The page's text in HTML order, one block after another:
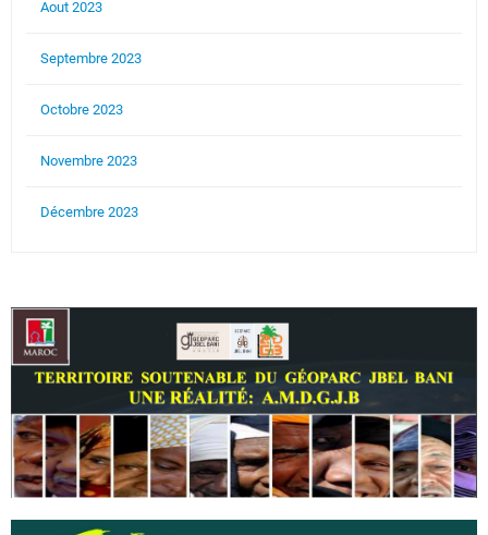
Aout 2023
Septembre 2023
Octobre 2023
Novembre 2023
Décembre 2023